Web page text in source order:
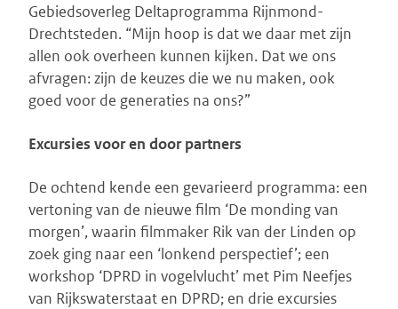
Gebiedsoverleg Deltaprogramma Rijnmond-
Drechtsteden. “Mijn hoop is dat we daar met zijn
allen ook overheen kunnen kijken. Dat we ons
afvragen: zijn de keuzes die we nu maken, ook
goed voor de generaties na ons?”
Excursies voor en door partners
De ochtend kende een gevarieerd programma: een
vertoning van de nieuwe film ‘De monding van
morgen’, waarin filmmaker Rik van der Linden op
zoek ging naar een ‘lonkend perspectief’; een
workshop ‘DPRD in vogelvlucht’ met Pim Neefjes
van Rijkswaterstaat en DPRD; en drie excursies